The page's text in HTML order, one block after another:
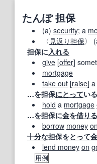
たんぽ 担保
(a) security; a
〈 見返り担保〉
担保に 入れる
give [offer]
mortgage
take out [raise] a
…を担保にとっている
hold a mortgage
…を担保に金を借りる
borrow money on
十分な担保をとって金
lend money on
用例